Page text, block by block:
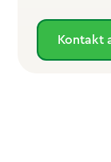
Kontakt